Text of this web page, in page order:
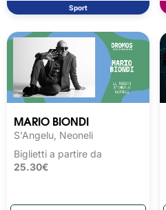
Sport
MARIO BIONDI
S'Angelu, Neoneli
Biglietti a partire da
25.30€